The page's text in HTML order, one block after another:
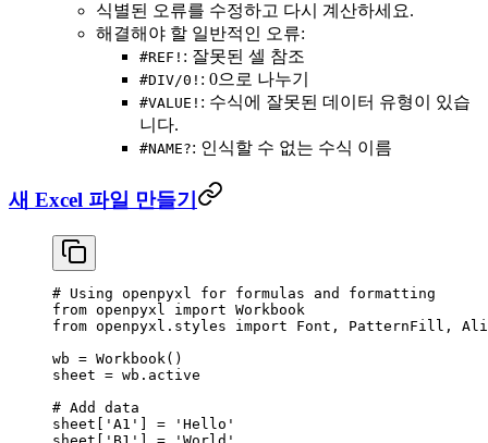
식별된 오류를 수정하고 다시 계산하세요.
해결해야 할 일반적인 오류:
#REF! : 잘못된 셀 참조
#DIV/0! : 0으로 나누기
#VALUE! : 수식에 잘못된 데이터 유형이 있습
니다.
#NAME?: 인식할 수 없는 수식 이름
새 Excel 파일 만들기
# Using openpyxl for formulas and formatting
from openpyxl import Workbook
from openpyxl.styles import Font, PatternFill,
wb = Workbook()
sheet = wb.active
# Add data
sheet[
'A1' = 'Hello'